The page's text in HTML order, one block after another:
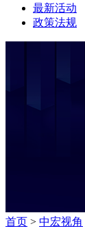
最新活动
政策法规
首页 > 中宏视角